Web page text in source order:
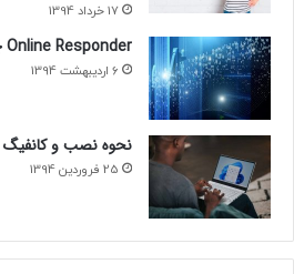
Address Exclusion
DHCP IPv4
Reservation
17 خرداد 1394
Online Responder چیست و چگونه کار می کند؟
6 اردیبهشت 1394
نحوه نصب و کانفیگ SNMP
25 فروردین 1394